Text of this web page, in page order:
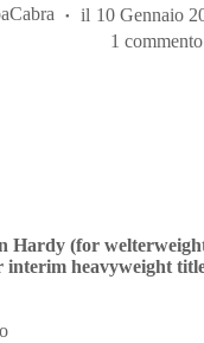
il 10 Gennaio
1 commento
Hardy (for
heavyweight